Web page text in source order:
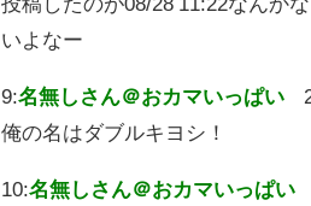
いよなー
9:名無しさん＠おカマいっぱい
俺の名はダブルキヨシ！
10:名無しさん＠おカマいっぱい